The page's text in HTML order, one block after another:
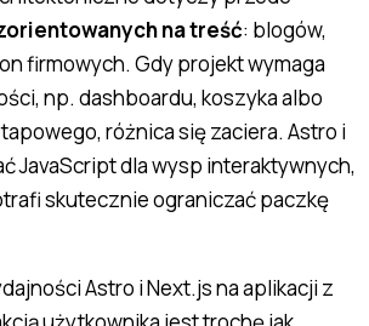
na treść: blogów,
firmowych. Gdy projekt wymaga
np. dashboardu, koszyka albo
różnica się zaciera. Astro i
JavaScript dla wysp interaktywnych,
skutecznie ograniczać paczkę
Astro i Next.js na aplikacji z